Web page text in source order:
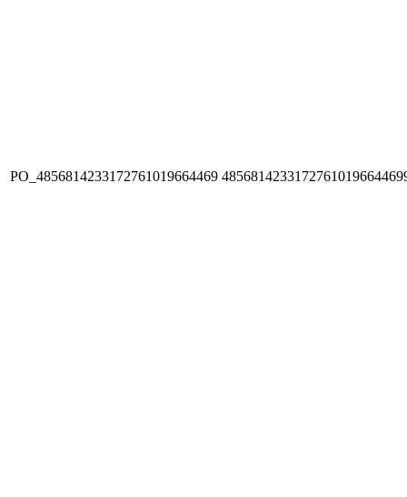
PO_4856814233172761019664469